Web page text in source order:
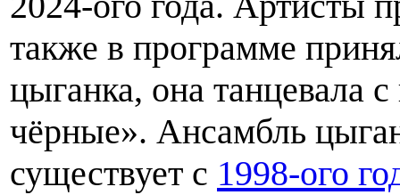
также в программе
цыганка, она танцевала
чёрные». Ансамбль
существует с 1998-ого